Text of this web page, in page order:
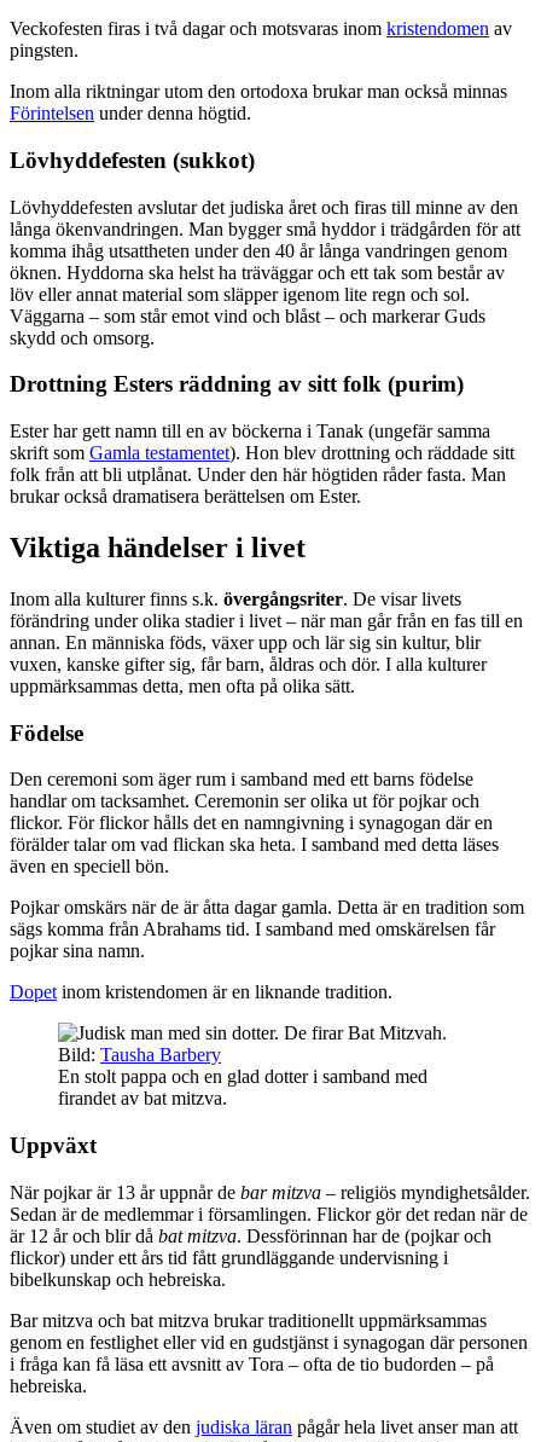
Veckofesten firas i två dagar och motsvaras inom kristendomen av
pingsten.
Inom alla riktningar utom den ortodoxa brukar man också minnas
Förintelsen under denna högtid.
Lövhyddefesten (sukkot)
Lövhyddefesten avslutar det judiska året och firas till minne av den
långa ökenvandringen. Man bygger små hyddor i trädgården för att
komma ihåg utsattheten under den 40 år långa vandringen genom
öknen. Hyddorna ska helst ha träväggar och ett tak som består av
löv eller annat material som släpper igenom lite regn och sol.
Väggarna – som står emot vind och blåst – och markerar Guds
skydd och omsorg.
Drottning Esters räddning av sitt folk (purim)
Ester har gett namn till en av böckerna i Tanak (ungefär samma
skrift som Gamla testamentet). Hon blev drottning och räddade sitt
folk från att bli utplånat. Under den här högtiden råder fasta. Man
brukar också dramatisera berättelsen om Ester.
Viktiga händelser i livet
Inom alla kulturer finns s.k. övergångsriter. De visar livets
förändring under olika stadier i livet – när man går från en fas till en
annan. En människa föds, växer upp och lär sig sin kultur, blir
vuxen, kanske gifter sig, får barn, åldras och dör. I alla kulturer
uppmärksammas detta, men ofta på olika sätt.
Födelse
Den ceremoni som äger rum i samband med ett barns födelse
handlar om tacksamhet. Ceremonin ser olika ut för pojkar och
flickor. För flickor hålls det en namngivning i synagogan där en
förälder talar om vad flickan ska heta. I samband med detta läses
även en speciell bön.
Pojkar omskärs när de är åtta dagar gamla. Detta är en tradition som
sägs komma från Abrahams tid. I samband med omskärelsen får
pojkar sina namn.
Dopet inom kristendomen är en liknande tradition.
Bild: Tausha Barbery
En stolt pappa och en glad dotter i samband med
firandet av bat mitzva.
Uppväxt
När pojkar är 13 år uppnår de bar mitzva – religiös myndighetsålder.
Sedan är de medlemmar i församlingen. Flickor gör det redan när de
är 12 år och blir då bat mitzva. Dessförinnan har de (pojkar och
flickor) under ett års tid fått grundläggande undervisning i
bibelkunskap och hebreiska.
Bar mitzva och bat mitzva brukar traditionellt uppmärksammas
genom en festlighet eller vid en gudstjänst i synagogan där personen
i fråga kan få läsa ett avsnitt av Tora – ofta de tio budorden – på
hebreiska.
Även om studiet av den judiska läran pågår hela livet anser man att